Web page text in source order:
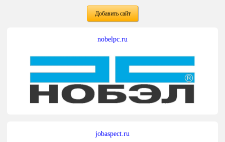
Добавить сайт
nobelpc.ru
jobaspect.ru